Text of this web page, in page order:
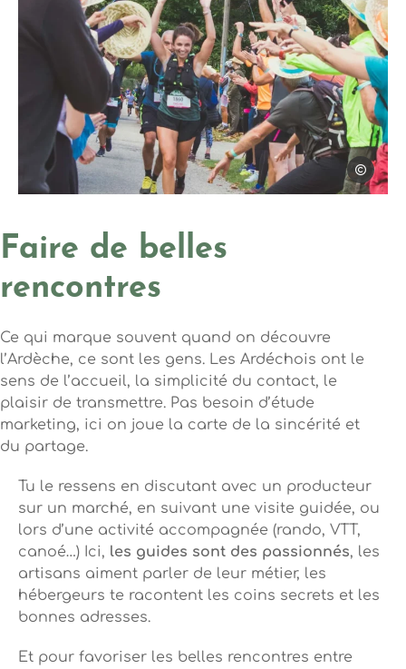
Emma
Faire de belles
rencontres
Ce qui marque souvent quand on découvre
l’Ardèche, ce sont les gens. Les Ardéchois ont le
sens de l’accueil, la simplicité du contact, le
plaisir de transmettre. Pas besoin d’étude
marketing, ici on joue la carte de la sincérité et
du partage.
Tu le ressens en discutant avec un producteur
sur un marché, en suivant une visite guidée, ou
lors d’une activité accompagnée (rando, VTT,
canoé…) Ici, les guides sont des passionnés, les
artisans aiment parler de leur métier, les
hébergeurs te racontent les coins secrets et les
bonnes adresses.
Et pour favoriser les belles rencontres entre